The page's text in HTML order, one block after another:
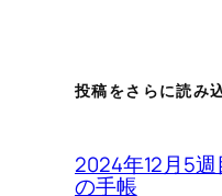
投稿をさらに読み
2024年12月5
の手帳